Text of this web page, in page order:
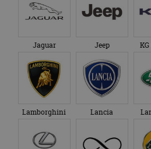
Jaguar Jeep
Lamborghini Lancia